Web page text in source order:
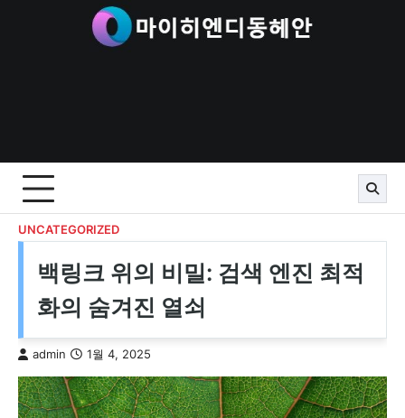
UNCATEGORIZED
백링크 위의 비밀: 검색 엔진 최적
화의 숨겨진 열쇠
admin 1월 4, 2025